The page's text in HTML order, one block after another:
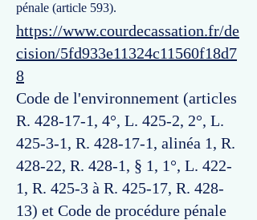
pénale (article 593).
https://www.courdecassation.fr/de
cision/5fd933e11324c11560f18d7
8
Code de l'environnement (articles
R. 428-17-1, 4°, L. 425-2, 2°, L.
425-3-1, R. 428-17-1, alinéa 1, R.
428-22, R. 428-1, § 1, 1°, L. 422-
1, R. 425-3 à R. 425-17, R. 428-
13) et Code de procédure pénale